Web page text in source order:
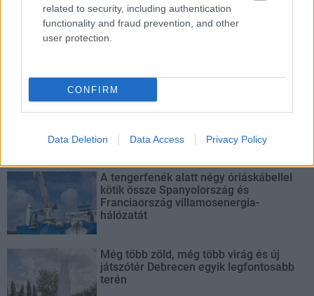
related to security, including authentication
functionality and fraud prevention, and other
user protection.
CONFIRM
Data Deletion Data Access Privacy Policy
Látlelet a hazai víziközművekről?
Egyetlen, fél évszázados vezetéken
Épített öröksége megújításával is készül
Mohács a csata ötszázadik
A tengerfenék alatt négy óriáskábellel
kötik össze Spanyolország és
Franciaország villamosenergia-
hálózatát
Még több zöld, még több virág és új
játszótér Debrecen egyik legfontosabb
terén